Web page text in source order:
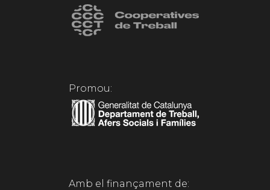
Promou:
Amb el finançament de: